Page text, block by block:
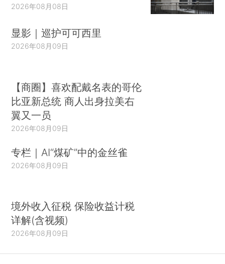
2026年08月08日
显影｜巡护可可西里
2026年08月09日
【商圈】喜欢配戴名表的哥伦
比亚新总统 商人出身拉美右
翼又一员
2026年08月09日
专栏｜AI“煤矿”中的金丝雀
2026年08月09日
境外收入征税 保险收益计税
详解(含视频)
2026年08月09日